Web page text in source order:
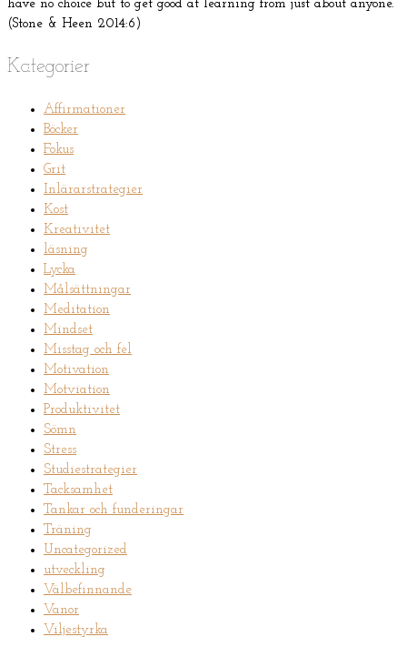
have no choice but to get good at learning from just about anyone.”
(Stone & Heen 2014:6)
Kategorier
Affirmationer
Böcker
Fokus
Grit
Inlärarstrategier
Kost
Kreativitet
läsning
Lycka
Målsättningar
Meditation
Mindset
Misstag och fel
Motivation
Motviation
Produktivitet
Sömn
Stress
Studiestrategier
Tacksamhet
Tankar och funderingar
Träning
Uncategorized
utveckling
Välbefinnande
Vanor
Viljestyrka